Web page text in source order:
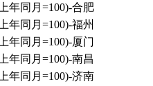
年同月=100)-合肥
年同月=100)-福州
年同月=100)-厦门
年同月=100)-南昌
年同月=100)-济南